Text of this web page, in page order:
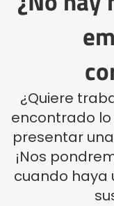
¿Quiere
encontrado
presentar
¡Nos
cuando haya